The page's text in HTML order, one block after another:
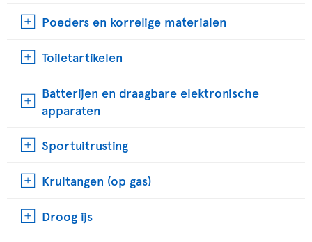
Poeders en korrelige materialen
Toiletartikelen
Batterijen en draagbare elektronische
apparaten
Sportuitrusting
Krultangen (op gas)
Droog ijs